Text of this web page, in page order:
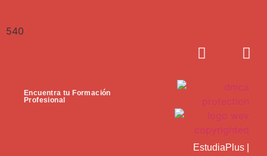
540
Encuentra tu Formación
Profesional
EstudiaPlus